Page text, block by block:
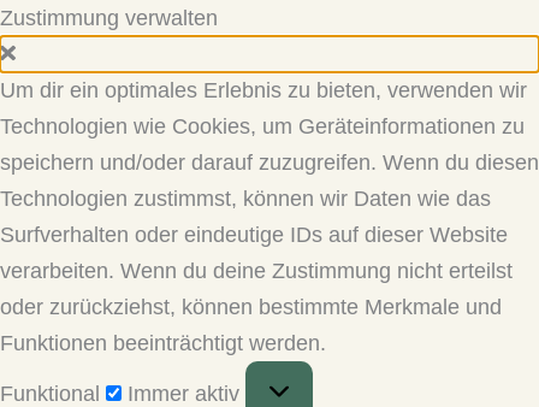
Zustimmung verwalten
Um dir ein optimales Erlebnis zu bieten, verwenden wir
Technologien wie Cookies, um Geräteinformationen zu
speichern und/oder darauf zuzugreifen. Wenn du diesen
Technologien zustimmst, können wir Daten wie das
Surfverhalten oder eindeutige IDs auf dieser Website
verarbeiten. Wenn du deine Zustimmung nicht erteilst
oder zurückziehst, können bestimmte Merkmale und
Funktionen beeinträchtigt werden.
Funktional
Immer aktiv